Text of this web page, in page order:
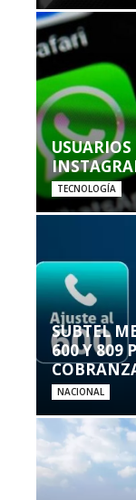
TECNOLOGÍA
SUBTEL
600 Y 809
NACIONAL